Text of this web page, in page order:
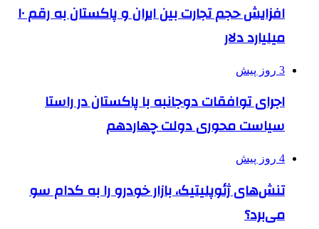
افزایش حجم تجارت بین ایران و پاکستان به رقم ۱۰
میلیارد دلار
3 روز پیش
اجرای توافقات دوجانبه با پاکستان در راستا
سیاست محوری دولت چهاردهم
4 روز پیش
تنش‌های ژئوپلیتیک، بازار خودرو را به کدام سو
می‌برد؟